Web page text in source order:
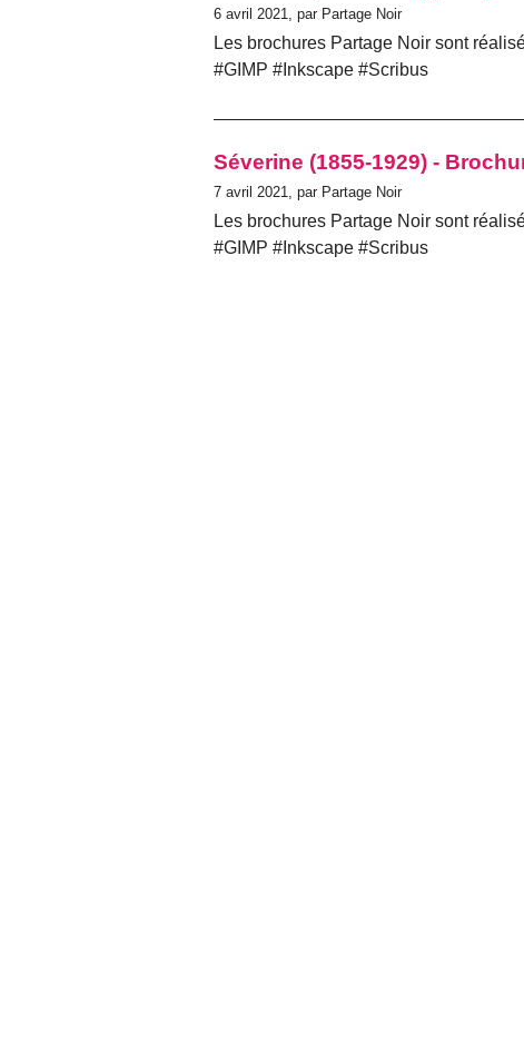
6 avril 2021, par Partage Noir
Les brochures Partage Noir sont
#GIMP #Inkscape #Scribus
Séverine (1855-1929) -
7 avril 2021, par Partage Noir
Les brochures Partage Noir sont
#GIMP #Inkscape #Scribus